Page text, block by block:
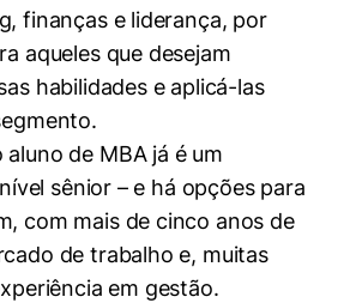
finanças e liderança, por
aqueles que desejam
habilidades e aplicá-las
de MBA já é um
sênior – e há opções para
com mais de cinco anos de
de trabalho e, muitas
em gestão.